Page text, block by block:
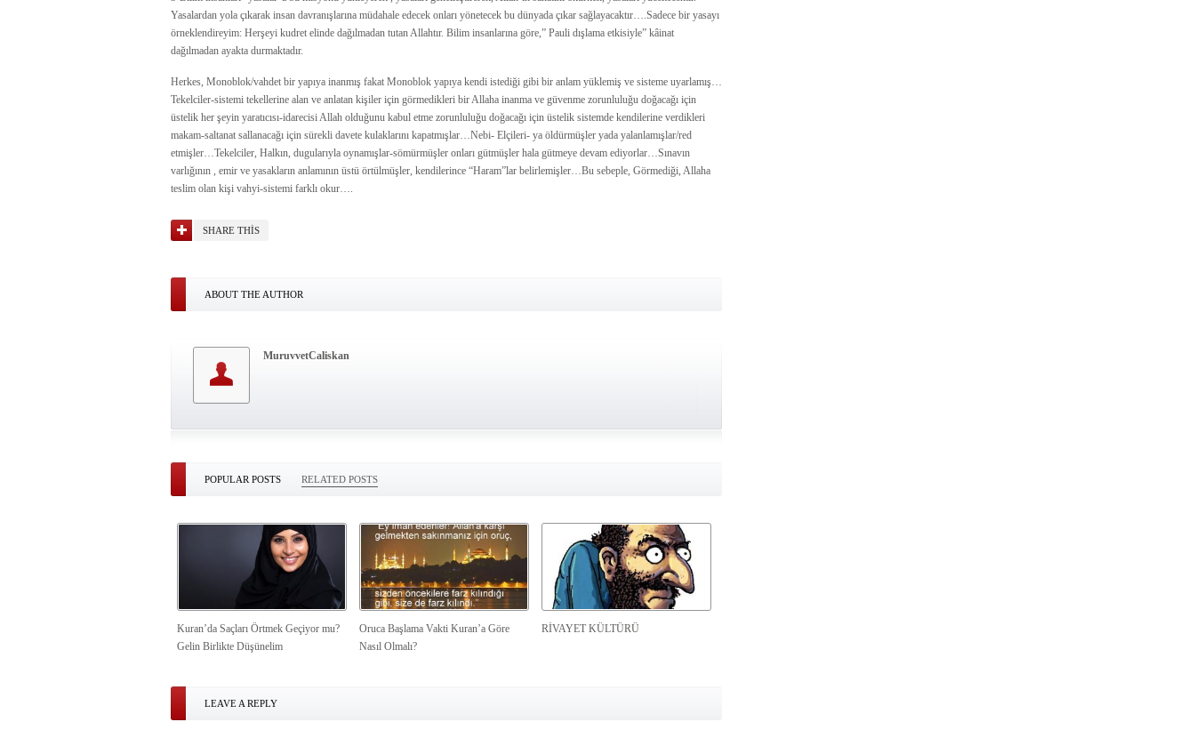
Yasalardan yola çıkarak insan davranışlarına müdahale edecek onları yönetecek bu dünyada çıkar sağlayacaktır….Sadece bir yasayı
örneklendireyim: Herşeyi kudret elinde dağılmadan tutan Allahtır. Bilim insanlarına göre,” Pauli dışlama etkisiyle” kâinat
dağılmadan ayakta durmaktadır.
Herkes, Monoblok/vahdet bir yapıya inanmış fakat Monoblok yapıya kendi istediği gibi bir anlam yüklemiş ve sisteme uyarlamış…
Tekelciler-sistemi tekellerine alan ve anlatan kişiler için görmedikleri bir Allaha inanma ve güvenme zorunluluğu doğacağı için
üstelik her şeyin yaratıcısı-idarecisi Allah olduğunu kabul etme zorunluluğu doğacağı için üstelik sistemde kendilerine verdikleri
makam-saltanat sallanacağı için sürekli davete kulaklarını kapatmışlar…Nebi- Elçileri- ya öldürmüşler yada yalanlamışlar/red
etmişler…Tekelciler, Halkın, dugularıyla oynamışlar-sömürmüşler onları gütmüşler hala gütmeye devam ediyorlar…Sınavın
varlığının , emir ve yasakların anlamının üstü örtülmüşler, kendilerince “Haram”lar belirlemişler…Bu sebeple, Görmediği, Allaha
teslim olan kişi vahyi-sistemi farklı okur….
SHARE THIS
ABOUT THE AUTHOR
MuruvvetCaliskan
POPULAR POSTS RELATED POSTS
Kuran’da Saçları Örtmek Geçiyor mu?
Gelin Birlikte Düşünelim
Oruca Başlama Vakti Kuran’a Göre
Nasıl Olmalı?
RİVAYET KÜLTÜRÜ
LEAVE A REPLY